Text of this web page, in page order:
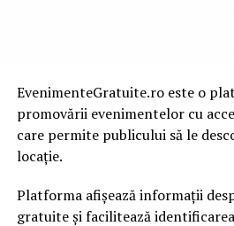
EvenimenteGratuite.ro este o
promovării evenimentelor cu
care permite publicului să le
locație.
Platforma afișează informații
gratuite și facilitează